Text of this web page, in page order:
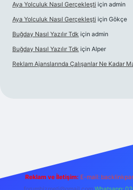
Aya Yolculuk Nasıl Gerçekleşti için admin
Aya Yolculuk Nasıl Gerçekleşti için Gökçe
Buğday Nasıl Yazılır Tdk için admin
Buğday Nasıl Yazılır Tdk için Alper
Reklam Ajanslarında Çalışanlar Ne Kadar
Reklam ve İletişim: E-mail: